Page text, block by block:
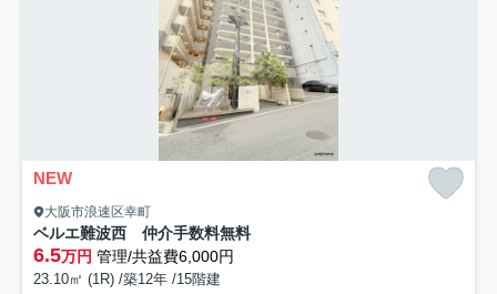
NEW
大阪市浪速区幸町
ベルエ難波西 仲介手数料無料
6.5万円 管理/共益費6,000円
23.10㎡ (1R) /築12年 /15階建